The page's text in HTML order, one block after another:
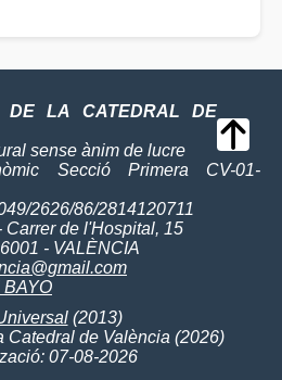
DE LA CATEDRAL DE
sense ànim de lucre
Secció Primera CV-01-
2626/86/2814120711
Carrer de l'Hospital, 15
- VALÈNCIA
BAYO
(2013)
Catedral de València (2026)
07-08-2026